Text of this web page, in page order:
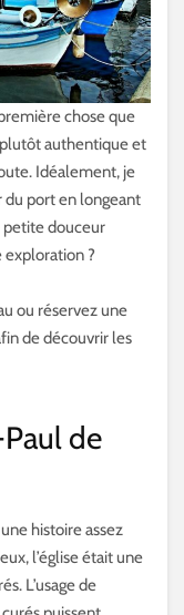
chose que
authentique et
Idéalement, je
du port en longeant
petite douceur
?
ou réservez une
de découvrir les
de
histoire assez
l’église était une
L’usage de